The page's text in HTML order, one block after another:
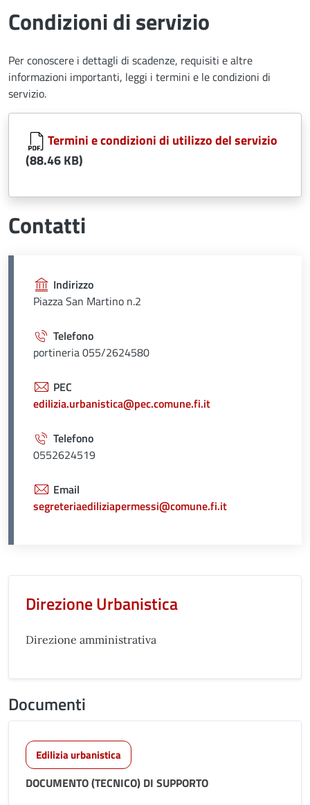
Condizioni di servizio
Per conoscere i dettagli di scadenze, requisiti e altre
informazioni importanti, leggi i termini e le condizioni di
servizio.
Document
Termini e condizioni di utilizzo del servizio
(88.46 KB)
Contatti
Indirizzo
Piazza San Martino n.2
Telefono
portineria 055/2624580
PEC
edilizia.urbanistica@pec.comune.fi.it
Telefono
0552624519
Email
segreteriaediliziapermessi@comune.fi.it
Direzione Urbanistica
Direzione amministrativa
Documenti
Edilizia urbanistica
DOCUMENTO (TECNICO) DI SUPPORTO